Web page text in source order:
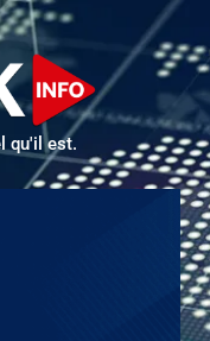
qu'il est.